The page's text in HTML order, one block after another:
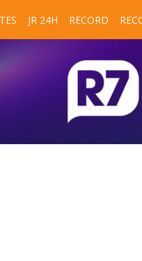
JR 24H RECORD